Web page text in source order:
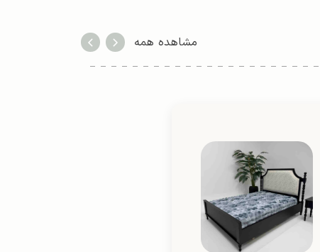
مشاهده همه